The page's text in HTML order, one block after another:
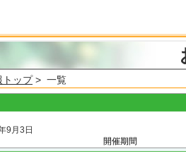
トップ> 一覧
9月3日
開催期間